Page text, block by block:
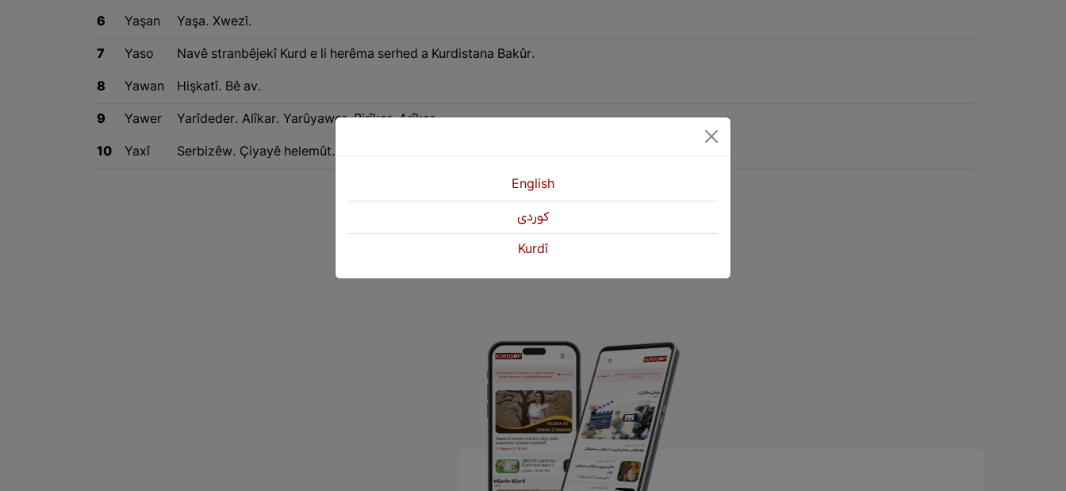
6 Yaşan Yaşa. Xwezî.
7 Yaso Navê stranbêjekî Kurd e li herêma serhed a Kurdistana Bakûr.
8 Yawan Hişkatî. Bê av.
9 Yawer Yarîdeder. Alîkar. Yarûyawer. Birîkar. Arîkar.
10 Yaxî Serbizêw. Çiyayê helemût. Girevgirtî. Firar. Kesê serê xwe hilgirtibe û li çol û çiya ketibe.
2
English
كوردی
Kurdî